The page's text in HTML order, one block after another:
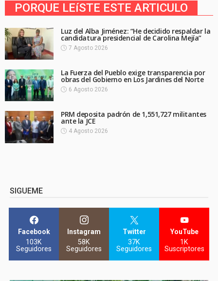
PORQUE LEíSTE ESTE ARTICULO
Luz del Alba Jiménez: “He decidido respaldar la
candidatura presidencial de Carolina Mejía”
7 Agosto 2026
La Fuerza del Pueblo exige transparencia por
obras del Gobierno en Los Jardines del Norte
6 Agosto 2026
PRM deposita padrón de 1,551,727 militantes
ante la JCE
4 Agosto 2026
SIGUEME
Facebook
103K
Seguidores
Instagram
58K
Seguidores
Twitter
37K
Seguidores
YouTube
1K
Suscriptores